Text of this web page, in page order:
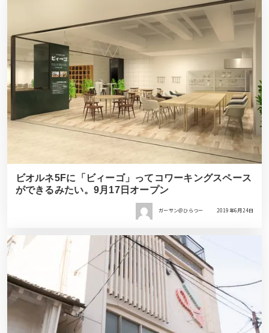
ビオルネ5Fに「ビィーゴ」ってコワーキングスペース
ができるみたい。9月17日オープン
ガーサン＠ひらつー 2019年6月24日